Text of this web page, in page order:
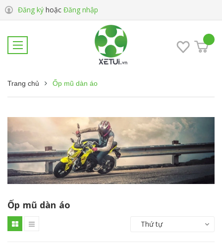
Đăng ký hoặc Đăng nhập
Trang chủ Ốp mũ dàn áo
Ốp mũ dàn áo
Thứ tự